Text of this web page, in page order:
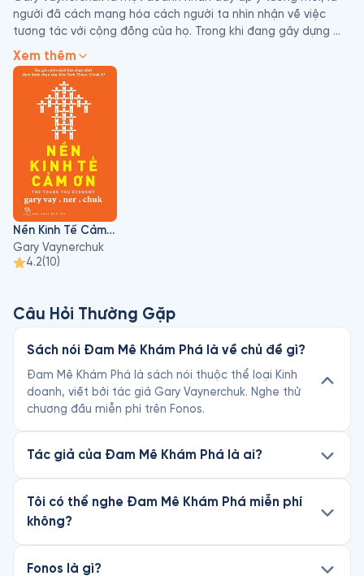
người đã cách mạng hóa cách người ta nhìn nhận về việc
tương tác với cộng đồng của họ. Trong khi đang gây dựng
cửa hàng rượu của gia đình trở thành thương hiệu đầu ngành
toàn quốc, anh đã thấy được tiềm năng đặc biệt của nền
kinh tế mà anh đã đặt tên là Nền Kinh tế Cảm ơn (Thank You
Economy). Là một nhà tư vấn, anh đã giới thiệu những nguyên
lý đó cho giới kinh doanh nói chung, và đã ứng dụng thành
công trong thể thao, các mặt hàng tiêu dùng đóng gói, và
trong ngành bán lẻ. Askmen.com đã vinh danh Gary trong
danh sách 49 Người có sức ảnh hưởng nhất năm 2009, và
anh đã được nhắc đến trong Top 20 doanh nhân nên noi theo
của BusinessWeek.
Xem thêm
Nền Kinh Tế Cảm Ơn
Gary Vaynerchuk
4.2(10)
Câu Hỏi Thường Gặp
Sách nói Đam Mê Khám Phá là về chủ đề gì?
Đam Mê Khám Phá là sách nói thuộc thể loại Kinh
doanh, viết bởi tác giả Gary Vaynerchuk. Nghe thử
chương đầu miễn phí trên Fonos.
Tác giả của Đam Mê Khám Phá là ai?
Tôi có thể nghe Đam Mê Khám Phá miễn phí
không?
Fonos là gì?